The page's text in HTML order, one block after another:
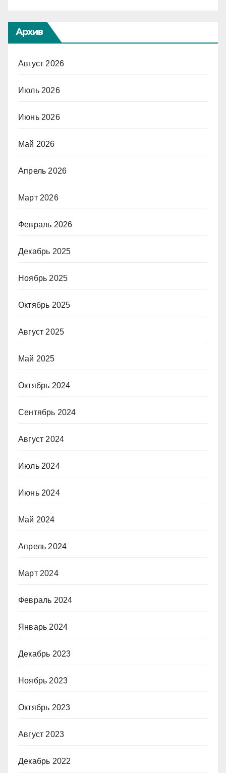
Архив
Август 2026
Июль 2026
Июнь 2026
Май 2026
Апрель 2026
Март 2026
Февраль 2026
Декабрь 2025
Ноябрь 2025
Октябрь 2025
Август 2025
Май 2025
Октябрь 2024
Сентябрь 2024
Август 2024
Июль 2024
Июнь 2024
Май 2024
Апрель 2024
Март 2024
Февраль 2024
Январь 2024
Декабрь 2023
Ноябрь 2023
Октябрь 2023
Август 2023
Декабрь 2022